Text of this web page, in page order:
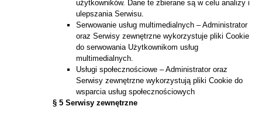
użytkowników. Dane te zbierane są w celu analizy i
ulepszania Serwisu.
Serwowanie usług multimedialnych – Administrator
oraz Serwisy zewnętrzne wykorzystuje pliki Cookie
do serwowania Użytkownikom usług
multimedialnych.
Usługi społecznościowe – Administrator oraz
Serwisy zewnętrzne wykorzystują pliki Cookie do
wsparcia usług społecznościowych
§ 5 Serwisy zewnętrzne